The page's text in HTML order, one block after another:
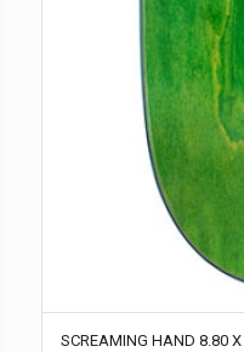
SCREAMING HAND 8.80